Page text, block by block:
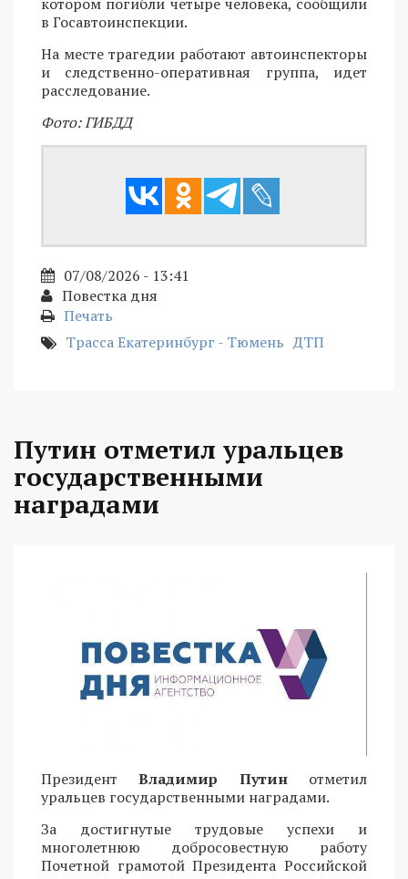
в Госавтоинспекции.
На месте трагедии работают автоинспекторы
и следственно-оперативная группа, идет
расследование.
Фото: ГИБДД
07/08/2026 - 13:41
Повестка дня
Печать
Трасса Екатеринбург - Тюмень ДТП
Путин отметил уральцев
государственными
наградами
ПрезидентВладимир Путин отметил
уральцев государственными наградами.
За достигнутые трудовые успехи и
многолетнюю добросовестную работу
Почетной грамотой Президента Российской